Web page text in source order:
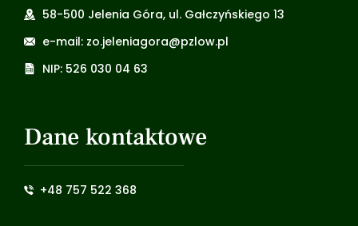
58-500 Jelenia Góra, ul. Gałczyńskiego 13
e-mail: zo.jeleniagora@pzlow.pl
NIP: 526 030 04 63
Dane kontaktowe
+48 757 522 368